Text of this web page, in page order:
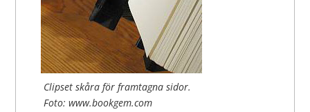
Clipset skåra för framtagna sidor.
Foto: www.bookgem.com